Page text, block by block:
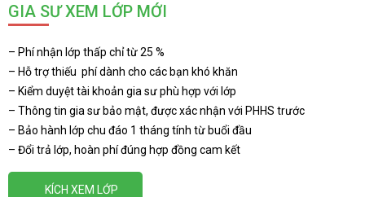
GIA SƯ XEM LỚP MỚI
– Phí nhận lớp thấp chỉ từ 25 %
– Hỗ trợ thiếu phí dành cho các bạn khó khăn
– Kiểm duyệt tài khoản gia sư phù hợp với lớp
– Thông tin gia sư bảo mật, được xác nhận với PHHS trước
– Bảo hành lớp chu đáo 1 tháng tính từ buổi đầu
– Đổi trả lớp, hoàn phí đúng hợp đồng cam kết
KÍCH XEM LỚP